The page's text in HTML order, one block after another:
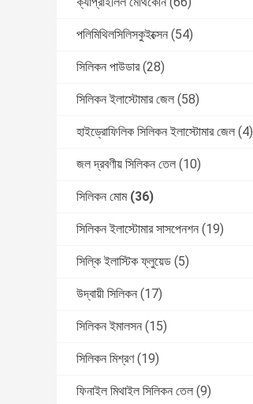
পলিমিথিলসিলিসকুইক্সেন (54)
সিলিকন পাউডার (28)
সিলিকন ইলাস্টোমার জেল (58)
হাইড্রোফিলিক সিলিকন ইলাস্টোমার জেল (4)
জল দ্রবণীয় সিলিকন তেল (10)
সিলিকন মোম (36)
সিলিকন ইলাস্টোমার সাসপেনশন (19)
সিল্কি ইলাস্টিক ফ্লুয়েড (5)
উদ্বায়ী সিলিকন (17)
সিলিকন ইমালসন (15)
সিলিকন মিশ্রণ (19)
ফিনাইল মিথাইল সিলিকন তেল (9)